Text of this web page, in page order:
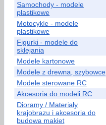
Samochody - modele
plastikowe
Motocykle - modele
plastikowe
Figurki - modele do
sklejania
Modele kartonowe
Modele z drewna, szybowce
Modele sterowane RC
Akcesoria do modeli RC
Dioramy / Materiały
krajobrazu i akcesoria do
budowa makiet